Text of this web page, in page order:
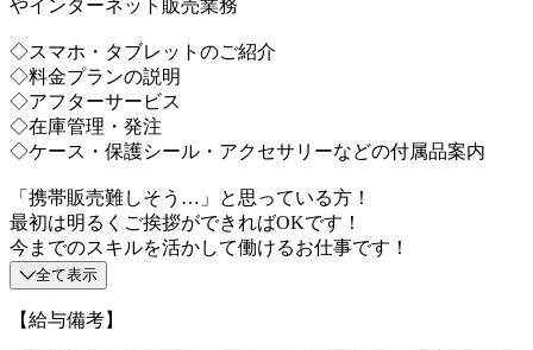
やインターネット販売業務
◇スマホ・タブレットのご紹介
◇料金プランの説明
◇アフターサービス
◇在庫管理・発注
◇ケース・保護シール・アクセサリーなどの付属品案内
「携帯販売難しそう…」と思っている方！
最初は明るくご挨拶ができればOKです！
今までのスキルを活かして働けるお仕事です！
全て表示
【給与備考】